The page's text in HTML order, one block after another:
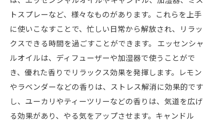
トスプレーなど、様々なものがあります。これらを上手
に使いこなすことで、忙しい日常から解放され、リラッ
クスできる時間を過ごすことができます。 エッセンシャ
ルオイルは、ディフューザーや加湿器で使うことがで
き、優れた香りでリラックス効果を発揮します。レモン
やラベンダーなどの香りは、ストレス解消に効果的です
し、ユーカリやティーツリーなどの香りは、気道を広げ
る効果があり、やる気をアップさせます。キャンドル